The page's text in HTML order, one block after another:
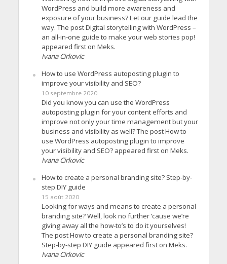
WordPress and build more awareness and
exposure of your business? Let our guide lead the
way. The post Digital storytelling with WordPress –
an all-in-one guide to make your web stories pop!
appeared first on Meks.
Ivana Cirkovic
How to use WordPress autoposting plugin to
improve your visibility and SEO?
10 septembre 2020
Did you know you can use the WordPress
autoposting plugin for your content efforts and
improve not only your time management but your
business and visibility as well? The post How to
use WordPress autoposting plugin to improve
your visibility and SEO? appeared first on Meks.
Ivana Cirkovic
How to create a personal branding site? Step-by-
step DIY guide
15 août 2020
Looking for ways and means to create a personal
branding site? Well, look no further ’cause we’re
giving away all the how-to’s to do it yourselves!
The post How to create a personal branding site?
Step-by-step DIY guide appeared first on Meks.
Ivana Cirkovic